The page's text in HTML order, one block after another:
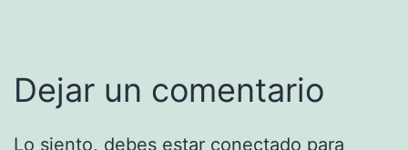
Dejar un comentario
Lo siento, debes estar conectado para